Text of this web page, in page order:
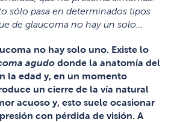
sólo pasa en determinados tipos
de glaucoma no hay un solo…
no hay solo uno. Existe lo
agudo donde la anatomía del
la edad y, en un momento
un cierre de la vía natural
acuoso y, esto suele ocasionar
con pérdida de visión. A